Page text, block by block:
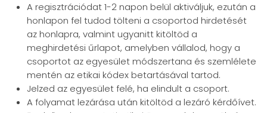
A regisztrációdat 1-2 napon belül aktiváljuk, ezután a
honlapon fel tudod tölteni a csoportod hirdetését
az honlapra, valmint ugyanitt kitöltöd a
meghirdetési űrlapot, amelyben vállalod, hogy a
csoportot az egyesület módszertana és szemlélete
mentén az etikai kódex betartásával tartod.
Jelzed az egyesület felé, ha elindult a csoport.
A folyamat lezárása után kitöltöd a lezáró kérdőívet.